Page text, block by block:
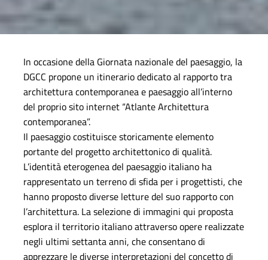
In occasione della Giornata nazionale del paesaggio, la
DGCC propone un itinerario dedicato al rapporto tra
architettura contemporanea e paesaggio all’interno
del proprio sito internet “Atlante Architettura
contemporanea”.
Il paesaggio costituisce storicamente elemento
portante del progetto architettonico di qualità.
L’identità eterogenea del paesaggio italiano ha
rappresentato un terreno di sfida per i progettisti, che
hanno proposto diverse letture del suo rapporto con
l’architettura. La selezione di immagini qui proposta
esplora il territorio italiano attraverso opere realizzate
negli ultimi settanta anni, che consentano di
apprezzare le diverse interpretazioni del concetto di